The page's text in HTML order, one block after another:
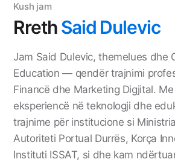
Kush jam
RrethSaid Dulevic
Jam Said Dulevic, themelues dhe
Education — qendër trajnimi
Financë dhe Marketing Digjital.
eksperiencë në teknologji dhe
trajnime për institucione si
Autoriteti Portual Durrës, Korça
Instituti ISSAT, si dhe kam